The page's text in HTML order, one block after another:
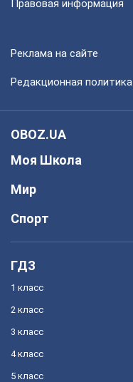
Правовая информация
Реклама на сайте
Редакционная политика
OBOZ.UA
Моя Школа
Мир
Спорт
ГДЗ
1 класс
2 класс
3 класс
4 класс
5 класс